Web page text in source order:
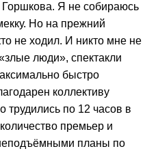
Я не собираюсь
Но на прежний
не ходил. И никто мне не
люди», спектакли
быстро
коллективу
трудились по 12 часов в
премьер и
планы по